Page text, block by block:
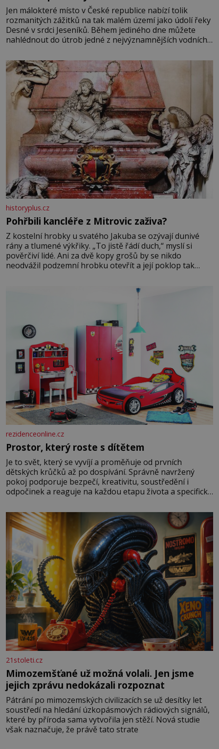
Jen málokteré místo v České republice nabízí tolik
rozmanitých zážitků na tak malém území jako údolí řeky
Desné v srdci Jeseníků. Během jediného dne můžete
nahlédnout do útrob jedné z nejvýznamnějších vodních
se na koloběžce a den zakončit poznáváním památek ve
Velkých Losinách nebo v termálním
historyplus.cz
Pohřbili kancléře z Mitrovic zaživa?
Z kostelní hrobky u svatého Jakuba se ozývají dunivé
rány a tlumené výkřiky. „To jistě řádí duch,“ myslí si
pověrčiví lidé. Ani za dvě kopy grošů by se nikdo
neodvážil podzemní hrobku otevřít a její poklop tak
burácení skutečně ustane. Když o mnoho let později
rezidenceonline.cz
Prostor, který roste s dítětem
Je to svět, který se vyvíjí a proměňuje od prvních
dětských krůčků až po dospívání. Správně navržený
pokoj podporuje bezpečí, kreativitu, soustředění i
odpočinek a reaguje na každou etapu života a specifické
měkkost a bezpečí, proto by pokoj miminka měl působit
především klidně a útulně. Předškolní věk je
21stoleti.cz
Mimozemšťané už možná volali. Jen jsme
jejich zprávu nedokázali rozpoznat
Pátrání po mimozemských civilizacích se už desítky let
soustředí na hledání úzkopásmových rádiových signálů,
které by příroda sama vytvořila jen stěží. Nová studie
však naznačuje, že právě tato strate